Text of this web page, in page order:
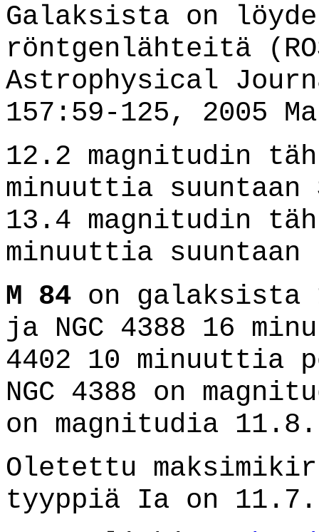
Galaksista on
röntgenlähteitä
Astrophysical
157:59-125, 2005
12.2 magnitudin
minuuttia suuntaan
13.4 magnitudin
minuuttia suuntaan
M 84 on galaksista
ja NGC 4388 16
4402 10 minuuttia
NGC 4388 on
on magnitudia 11.8.
Oletettu
tyyppiä Ia on 11.7.